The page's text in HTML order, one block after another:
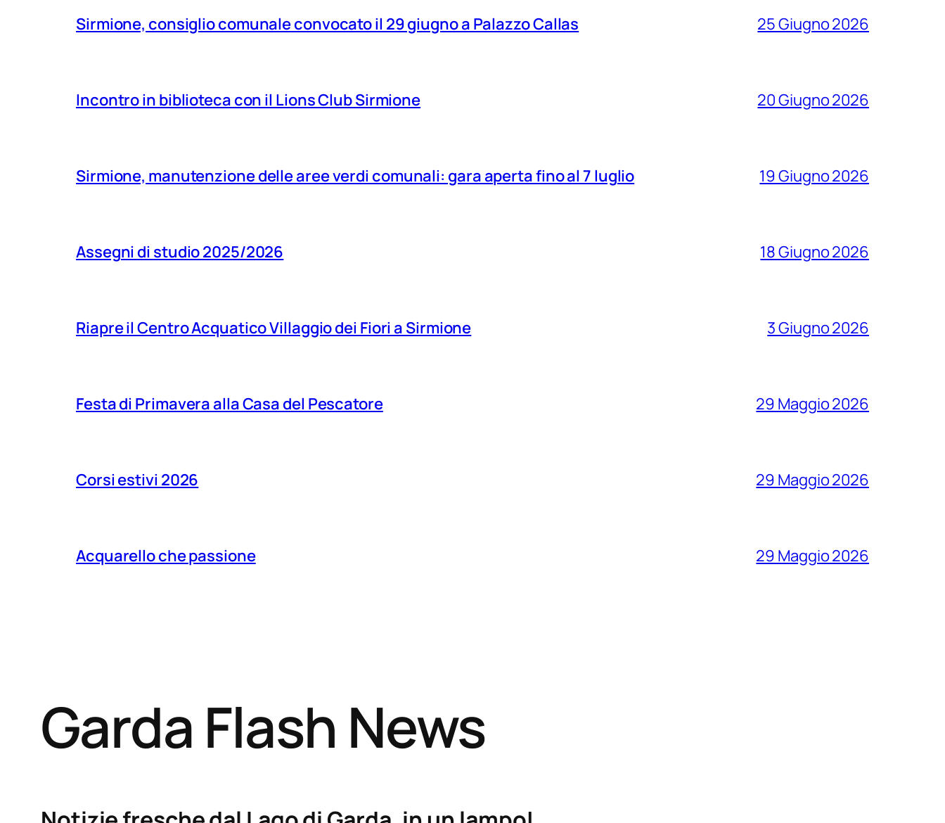
Sirmione, consiglio comunale convocato il 29 giugno a Palazzo Callas 25 Giugno 2026
Incontro in biblioteca con il Lions Club Sirmione 20 Giugno 2026
Sirmione, manutenzione delle aree verdi comunali: gara aperta fino al 7 luglio 19 Giugno 2026
Assegni di studio 2025/2026 18 Giugno 2026
Riapre il Centro Acquatico Villaggio dei Fiori a Sirmione 3 Giugno 2026
Festa di Primavera alla Casa del Pescatore 29 Maggio 2026
Corsi estivi 2026 29 Maggio 2026
Acquarello che passione 29 Maggio 2026
Garda Flash News